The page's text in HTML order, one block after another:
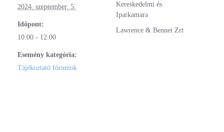
2024. szeptember. 5.
Időpont:
10:00 - 12:00
Esemény kategória:
Tájékoztató fórumok
Kereskedelmi és
Iparkamara
Lawrence & Bennet Zrt